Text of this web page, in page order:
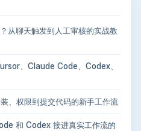
从聊天触发到人工审核的实战教
、Claude Code、Codex、
、权限到提交代码的新手工作流
和 Codex 接进真实工作流的